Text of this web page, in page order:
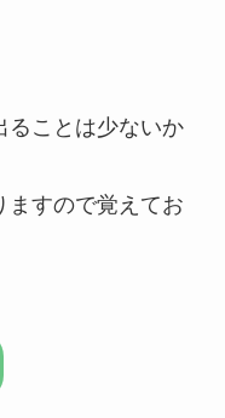
ることは少ないか
ますので覚えてお